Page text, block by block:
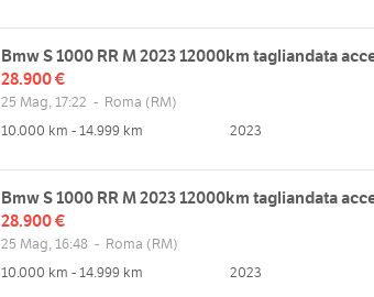
Bmw S 1000 RR M 2023 12000km tagliandata
28.900 €
25 Mag, 17:22 - Roma (RM)
10.000 km - 14.999 km
2023
Bmw S 1000 RR M 2023 12000km tagliandata
28.900 €
25 Mag, 16:48 - Roma (RM)
10.000 km - 14.999 km
2023